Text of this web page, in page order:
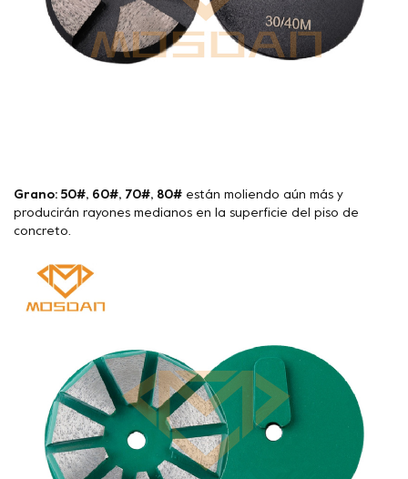
Grano: 50#, 60#, 70#, 80# están moliendo aún más y
producirán rayones medianos en la superficie del piso de
concreto.